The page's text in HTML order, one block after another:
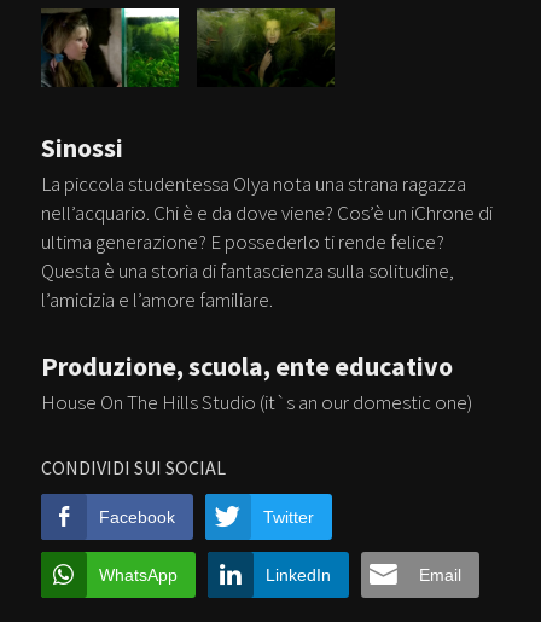
Sinossi
La piccola studentessa Olya nota una strana ragazza
nell’acquario. Chi è e da dove viene? Cos’è un iChrone di
ultima generazione? E possederlo ti rende felice?
Questa è una storia di fantascienza sulla solitudine,
l’amicizia e l’amore familiare.
CONDIVIDI SUI SOCIAL
Facebook Twitter
WhatsApp LinkedIn Email
Produzione, scuola, ente educativo
House On The Hills Studio (it`s an our domestic one)